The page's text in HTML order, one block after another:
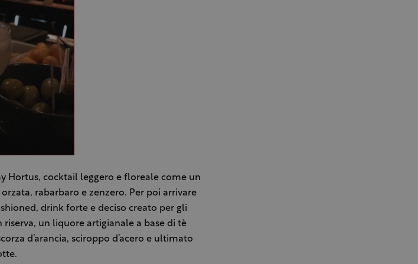
Hortus, cocktail leggero e floreale come un
rabarbaro e zenzero. Per poi arrivare
drink forte e deciso creato per gli
un liquore artigianale a base di tè
d’arancia, sciroppo d’acero e ultimato